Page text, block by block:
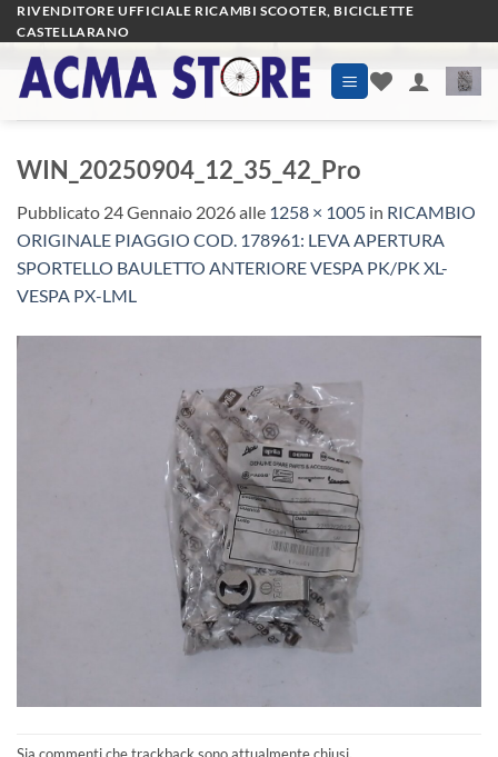
Salta
ai
contenuti
RIVENDITORE UFFICIALE RICAMBI SCOOTER, BICICLETTE
CASTELLARANO
WIN_20250904_12_35_42_Pro
Pubblicato 24 Gennaio 2026alle 1258 × 1005 in RICAMBIO
ORIGINALE PIAGGIO COD. 178961: LEVA APERTURA
SPORTELLO BAULETTO ANTERIORE VESPA PK/PK XL-
VESPA PX-LML
Sia commenti che trackback sono attualmente chiusi.